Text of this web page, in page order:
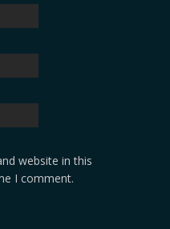
website in this
I comment.